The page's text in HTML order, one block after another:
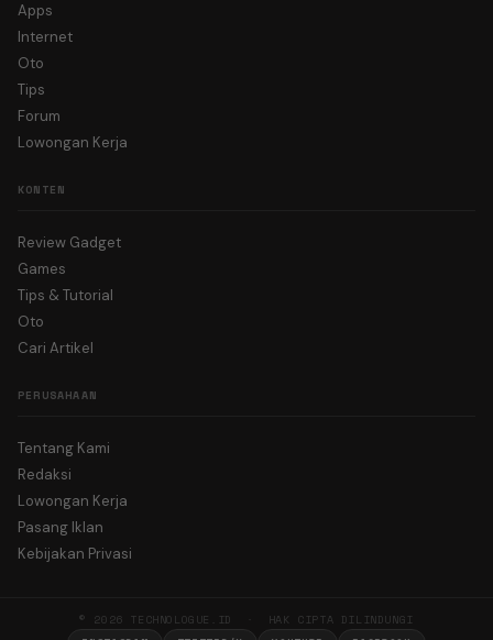
Apps
Internet
Oto
Tips
Forum
Lowongan Kerja
KONTEN
Review Gadget
Games
Tips & Tutorial
Oto
Cari Artikel
PERUSAHAAN
Tentang Kami
Redaksi
Lowongan Kerja
Pasang Iklan
Kebijakan Privasi
© 2026 TECHNOLOGUE.ID · HAK CIPTA DILINDUNGI